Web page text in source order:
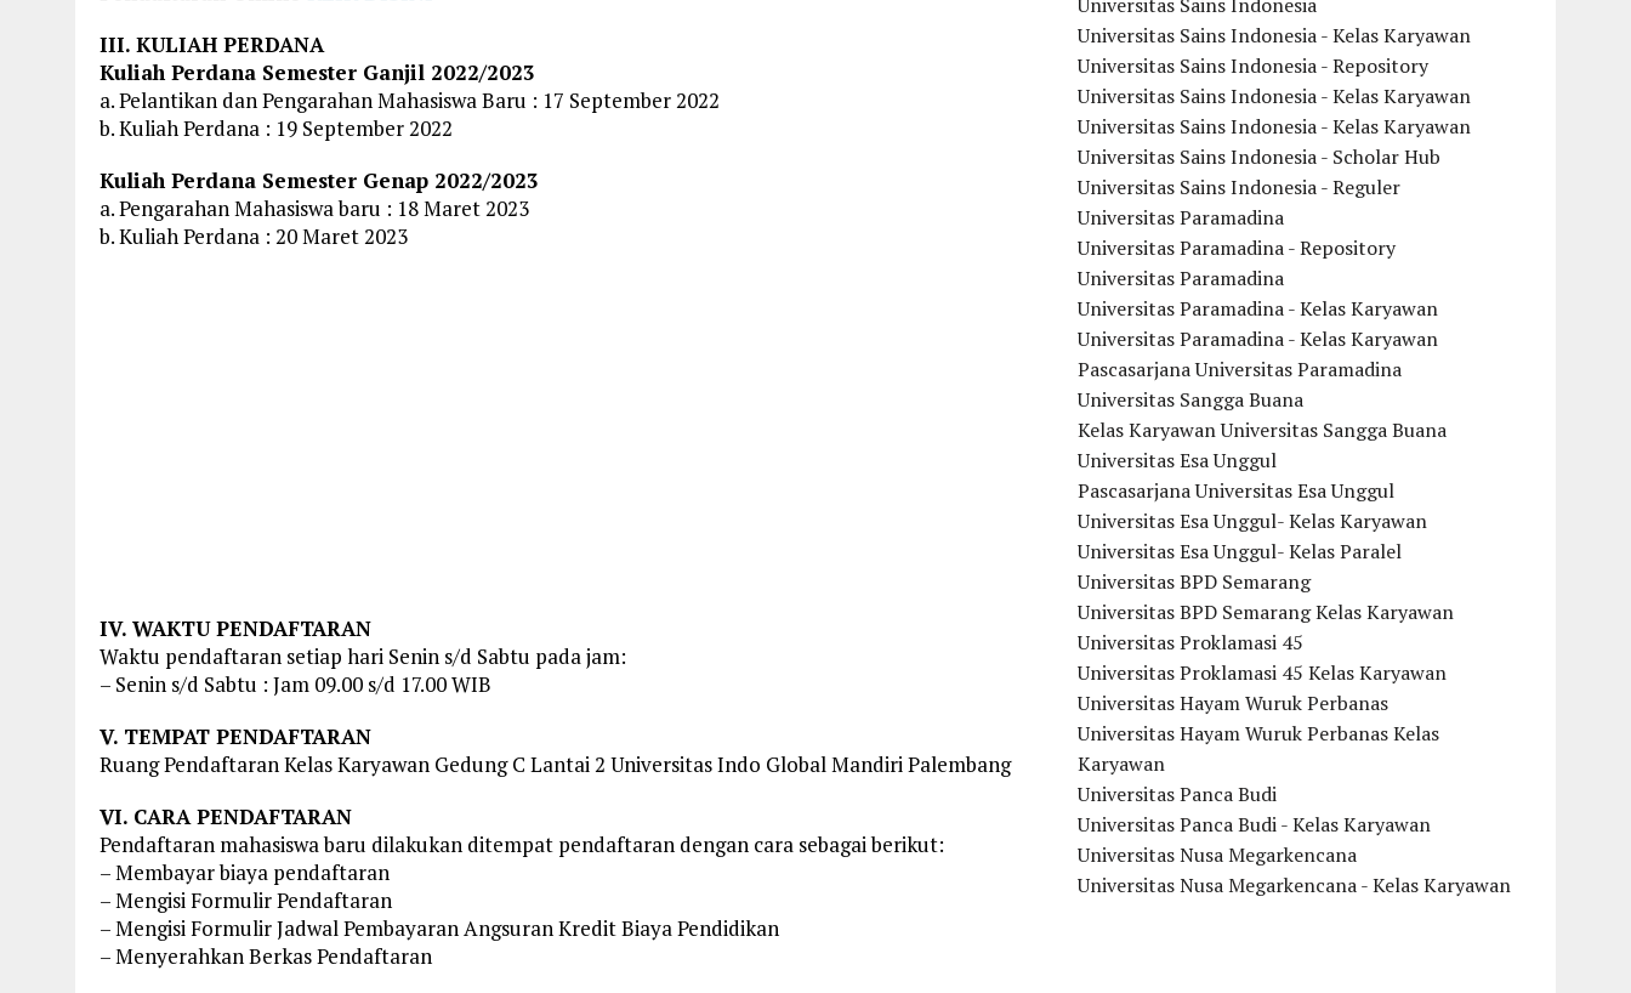
III. KULIAH PERDANA
Kuliah Perdana Semester Ganjil 2022/2023
a. Pelantikan dan Pengarahan Mahasiswa Baru : 17 September 2022
b. Kuliah Perdana : 19 September 2022
Kuliah Perdana Semester Genap 2022/2023
a. Pengarahan Mahasiswa baru : 18 Maret 2023
b. Kuliah Perdana : 20 Maret 2023
IV. WAKTU PENDAFTARAN
Waktu pendaftaran setiap hari Senin s/d Sabtu pada jam:
– Senin s/d Sabtu : Jam 09.00 s/d 17.00 WIB
V. TEMPAT PENDAFTARAN
Ruang Pendaftaran Kelas Karyawan Gedung C Lantai 2 Universitas Indo Global Mandiri Palembang
VI. CARA PENDAFTARAN
Pendaftaran mahasiswa baru dilakukan ditempat pendaftaran dengan cara sebagai berikut:
– Membayar biaya pendaftaran
– Mengisi Formulir Pendaftaran
– Mengisi Formulir Jadwal Pembayaran Angsuran Kredit Biaya Pendidikan
– Menyerahkan Berkas Pendaftaran
Universitas Sains Indonesia - Kelas Karyawan
Universitas Sains Indonesia - Repository
Universitas Sains Indonesia - Kelas Karyawan
Universitas Sains Indonesia - Kelas Karyawan
Universitas Sains Indonesia - Scholar Hub
Universitas Sains Indonesia - Reguler
Universitas Paramadina
Universitas Paramadina - Repository
Universitas Paramadina
Universitas Paramadina - Kelas Karyawan
Universitas Paramadina - Kelas Karyawan
Pascasarjana Universitas Paramadina
Universitas Sangga Buana
Kelas Karyawan Universitas Sangga Buana
Universitas Esa Unggul
Pascasarjana Universitas Esa Unggul
Universitas Esa Unggul- Kelas Karyawan
Universitas Esa Unggul- Kelas Paralel
Universitas BPD Semarang
Universitas BPD Semarang Kelas Karyawan
Universitas Proklamasi 45
Universitas Proklamasi 45 Kelas Karyawan
Universitas Hayam Wuruk Perbanas
Universitas Hayam Wuruk Perbanas Kelas
Karyawan
Universitas Panca Budi
Universitas Panca Budi - Kelas Karyawan
Universitas Nusa Megarkencana
Universitas Nusa Megarkencana - Kelas Karyawan